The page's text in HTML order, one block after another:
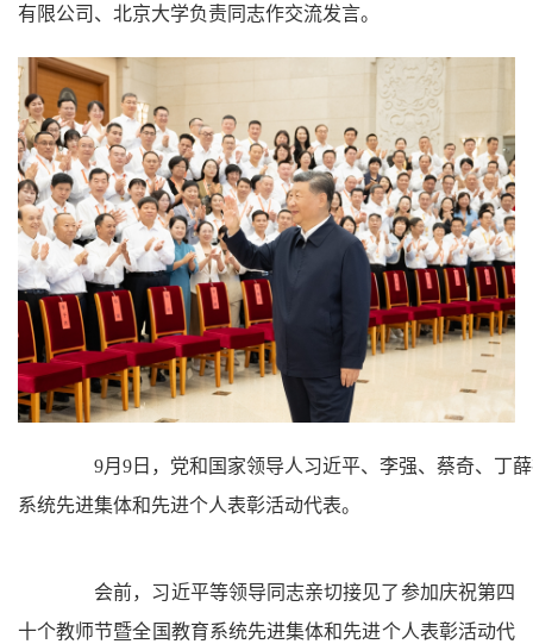
有限公司、北京大学负责同志作交流发言。
9月9日，党和国家领导人习近平、李强、蔡奇、丁
系统先进集体和先进个人表彰活动代表。
会前，习近平等领导同志亲切接见了参加庆祝第四
十个教师节暨全国教育系统先进集体和先进个人表彰活动代